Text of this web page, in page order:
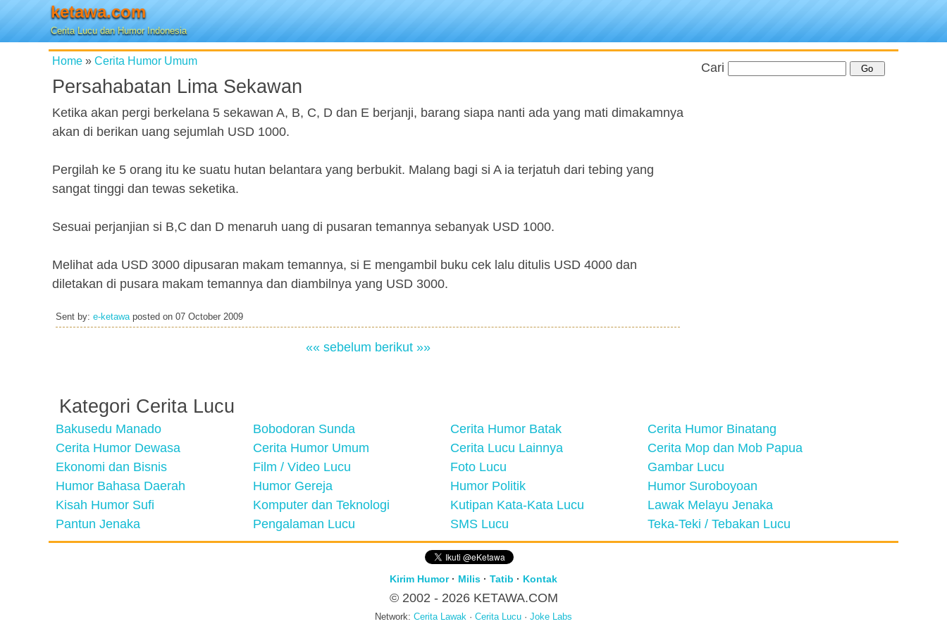
ketawa.com
Cerita Lucu dan Humor Indonesia
Home » Cerita Humor Umum
Persahabatan Lima Sekawan
Ketika akan pergi berkelana 5 sekawan A, B, C, D dan E berjanji, barang siapa nanti ada yang mati dimakamnya
akan di berikan uang sejumlah USD 1000.
Pergilah ke 5 orang itu ke suatu hutan belantara yang berbukit. Malang bagi si A ia terjatuh dari tebing yang
sangat tinggi dan tewas seketika.
Sesuai perjanjian si B,C dan D menaruh uang di pusaran temannya sebanyak USD 1000.
Melihat ada USD 3000 dipusaran makam temannya, si E mengambil buku cek lalu ditulis USD 4000 dan
diletakan di pusara makam temannya dan diambilnya yang USD 3000.
Sent by: e-ketawaposted on 07 October 2009
«« sebelum berikut »»
Cari
Kategori Cerita Lucu
Bakusedu Manado Bobodoran Sunda Cerita Humor Batak
Cerita Humor Binatang
Cerita Humor Dewasa
Cerita Humor Umum Cerita Lucu Lainnya
Cerita Mop dan Mob Papua
Ekonomi dan Bisnis
Film / Video Lucu Foto Lucu
Gambar Lucu
Humor Bahasa Daerah
Humor Gereja Humor Politik
Humor Suroboyoan
Kisah Humor Sufi
Komputer dan Teknologi Kutipan Kata-Kata Lucu
Lawak Melayu Jenaka
Pantun Jenaka
Pengalaman Lucu SMS Lucu Teka-Teki / Tebakan Lucu
Kirim Humor· Milis · Tatib · Kontak
© 2002 - 2026 KETAWA.COM
Network: Cerita Lawak · Cerita Lucu · Joke Labs